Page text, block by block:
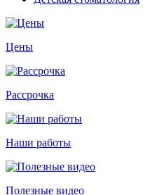
Цены
Рассрочка
Наши работы
Полезные видео